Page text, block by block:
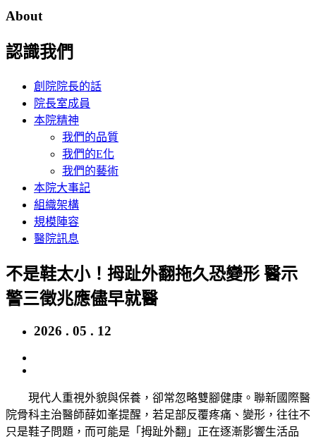
About
認識我們
創院院長的話
院長室成員
本院精神
我們的品質
我們的E化
我們的藝術
本院大事記
組織架構
規模陣容
醫院訊息
不是鞋太小！拇趾外翻拖久恐變形 醫示
警三徵兆應儘早就醫
2026 . 05 . 12
現代人重視外貌與保養，卻常忽略雙腳健康。聯新國際醫
院骨科主治醫師薛如峯提醒，若足部反覆疼痛、變形，往往不
只是鞋子問題，而可能是「拇趾外翻」正在逐漸影響生活品